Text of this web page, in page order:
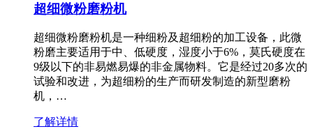
超细微粉磨粉机
超细微粉磨粉机是一种细粉及超细粉的加工设备，此微
粉磨主要适用于中、低硬度，湿度小于6%，莫氏硬度在
9级以下的非易燃易爆的非金属物料。它是经过20多次的
试验和改进，为超细粉的生产而研发制造的新型磨粉
机，…
了解详情